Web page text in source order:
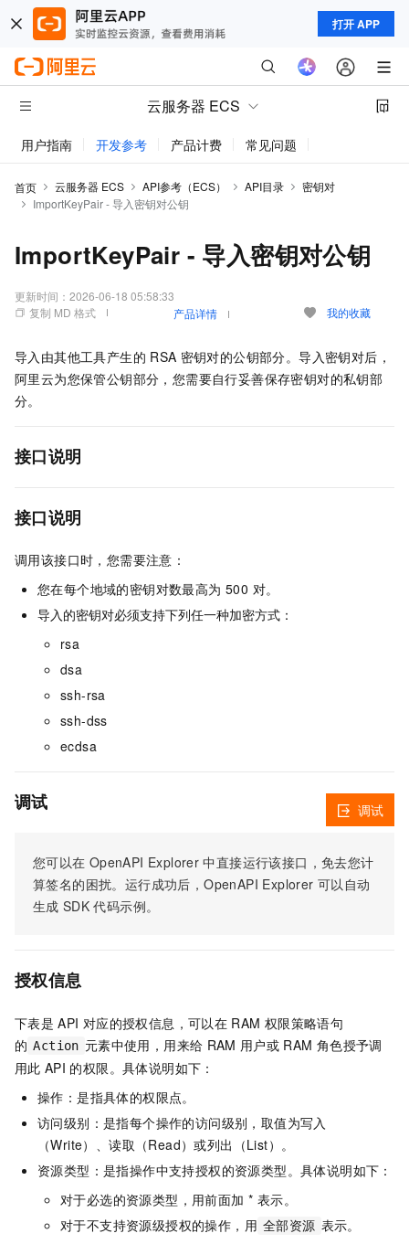
打开 APP
云服务器 ECS
用户指南 开发参考 产品计费 常见问题
首页 云服务器 ECS API参考（ECS） API目录
密钥对
ImportKeyPair - 导入密钥对公钥
ImportKeyPair - 导入密钥对公钥
更新时间： 2026-06-18 05:58:33
复制 MD 格式
产品详情 我的收藏
导入由其他工具产生的 RSA 密钥对的公钥部分。导入密钥对后，
阿里云为您保管公钥部分，您需要自行妥善保存密钥对的私钥部
分。
接口说明
接口说明
调用该接口时，您需要注意：
您在每个地域的密钥对数最高为 500 对。
导入的密钥对必须支持下列任一种加密方式：
rsa
dsa
ssh-rsa
ssh-dss
ecdsa
调试
您可以在 OpenAPI Explorer 中直接运行该接口，免去您计
算签名的困扰。运行成功后，OpenAPI Explorer 可以自动
生成 SDK 代码示例。
调试
授权信息
下表是 API 对应的授权信息，可以在 RAM 权限策略语句
的 Action 元素中使用，用来给 RAM 用户或 RAM 角色授予调
用此 API 的权限。具体说明如下：
操作：是指具体的权限点。
访问级别：是指每个操作的访问级别，取值为写入
（Write）、读取（Read）或列出（List）。
资源类型：是指操作中支持授权的资源类型。具体说明如下：
对于必选的资源类型，用前面加 * 表示。
对于不支持资源级授权的操作，用 全部资源 表示。